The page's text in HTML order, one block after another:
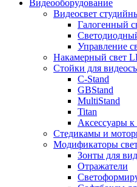
Видеооборудование
Видеосвет
Галогенный
Управление
Накамерный свет
Стойки для
C-Stand
GBStand
MultiStand
Titan
Аксессуары к
Стедикамы и
Модификаторы
Зонты для
Отражатели